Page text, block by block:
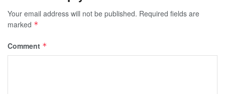
Your email address will not be published. Required fields are
marked *
Comment *